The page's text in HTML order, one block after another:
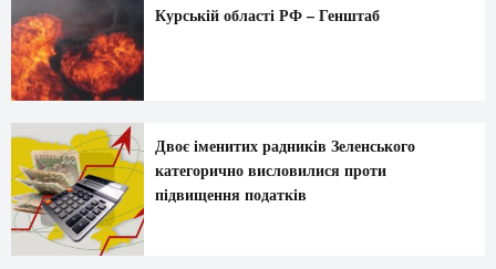
Курській області РФ – Генштаб
Двоє іменитих радників Зеленського
категорично висловилися проти
підвищення податків